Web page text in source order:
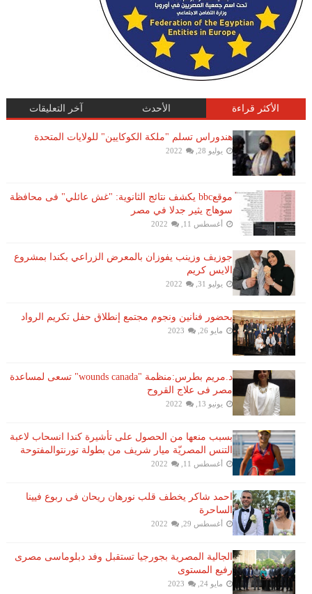
الأكثر قراءة الأحدث آخر التعليقات
هندوراس تسلم "ملكة الكوكايين" للولايات المتحدة
يوليو 28, 2022
موقعbbc يكشف نتائج الثانوية: "غش عائلي" فى محافظة
سوهاج يثير جدلا في مصر
أغسطس 11, 2022
جوزيف وزينب يفوزان بالمعرض الزراعي بكندا بمشروع
الايس كريم
يوليو 31, 2022
بحضور فنانين ونجوم مجتمع إنطلاق حفل تكريم الرواد
مايو 26, 2023
د.مريم بطرس:منظمة "wounds canada" تسعى لمساعدة
مصر فى علاج القروح
يونيو 13, 2022
بسبب منعها من الحصول على تأشيرة كندا انسحاب لاعبة ​
التنس​ المصريّة ​ميار شريف​ من بطولة ​تورنتو​المفتوحة
أغسطس 11, 2022
احمد شاكر يخطف قلب نورهان ريحان فى ربوع فيينا
الساحرة
أغسطس 29, 2022
الجالية المصرية بجورجيا تستقبل وفد دبلوماسى مصرى
رفيع المستوى
مايو 24, 2023